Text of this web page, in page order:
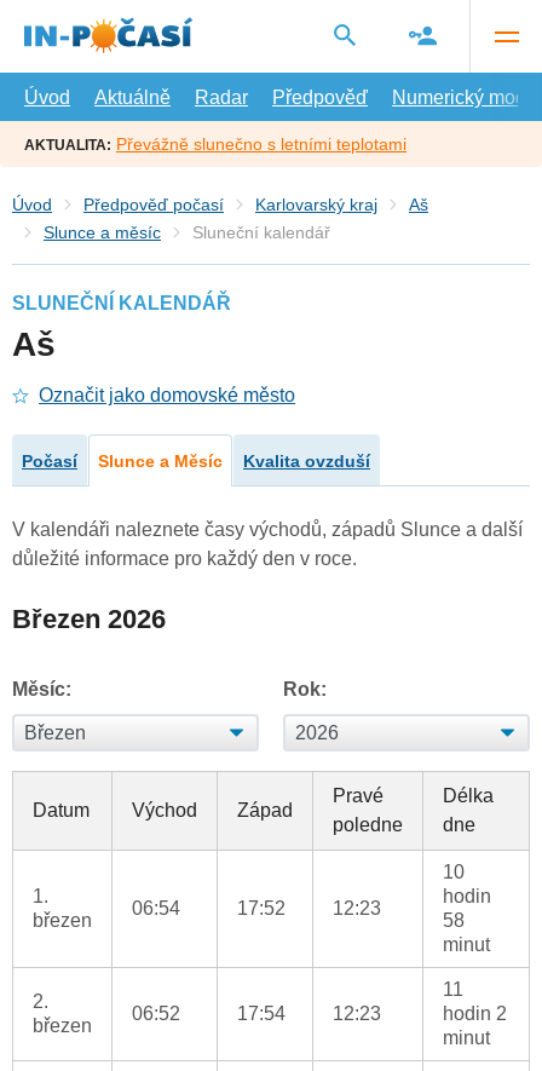
hlavní
Úvod
Aktuálně Radar Předpověď Numerický model
AKTUALITA: Převážně slunečno s letními teplotami
Úvod Předpověď počasí Karlovarský kraj
Aš
Slunce a měsíc
Sluneční kalendář
SLUNEČNÍ KALENDÁŘ
Aš
Označit jako domovské město
Počasí Slunce a Měsíc Kvalita ovzduší
V kalendáři naleznete časy východů, západů Slunce a další
důležité informace pro každý den v roce.
Březen 2026
Měsíc: Rok:
Datum Východ Západ
Pravé
poledne
Délka
dne
1.
březen
06:54 17:52 12:23
10
hodin
58
minut
2.
březen
06:52 17:54 12:23
11
hodin 2
minut